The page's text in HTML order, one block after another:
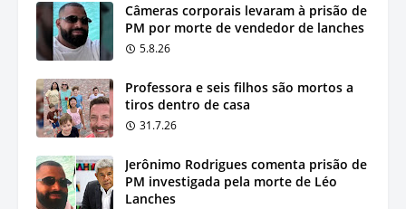
Câmeras corporais levaram à prisão de
PM por morte de vendedor de lanches
5.8.26
Professora e seis filhos são mortos a
tiros dentro de casa
31.7.26
Jerônimo Rodrigues comenta prisão de
PM investigada pela morte de Léo
Lanches